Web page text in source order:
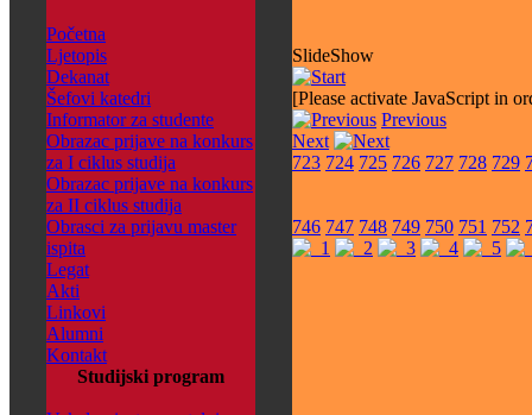
Početna
Ljetopis
Dekanat
Šefovi katedri
Informator za studente
Obrazac prijave na konkurs
za I ciklus studija
Obrazac prijave na konkurs
za II ciklus studija
Obrasci za prijavu master
ispita
Legat
Akti
Linkovi
Alumni
Kontakt
Studijski program
SlideShow
[Please activate JavaScript in
Previous
Next
723 724 725 726 727 728 729
746 747 748 749 750 751 752